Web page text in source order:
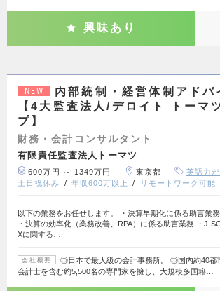
興味あり
NEW
内部統制・経営体制アドバ
【4大監査法人/デロイト トーマ
プ】
財務・会計コンサルタント
有限責任監査法人トーマツ
600万円 ～ 1349万円 東京都 英語力
土日祝休み
年収600万以上 リモートワーク可能
以下の業務をお任せします。 ・決算早期化に係る助言業務
・決算の効率化（業務改善、RPA）に係る助言業務 ・J-
Xに関する…
会社概要
◎日本で最大級の会計事務所。 ◎国内約40都
会計士を含む約5,500名の専門家を擁し、大規模多国籍…